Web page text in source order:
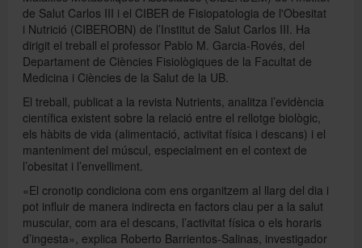
de Salut Carlos III i el CIBER de Fisiopatologia de l'Obesitat
i Nutrició (CIBEROBN) de l’Institut de Salut Carlos III. Ha
dirigit el treball el professor Pablo M. Garcia-Rovés, del
Departament de Ciències Fisiològiques de la Facultat de
Medicina i Ciències de la Salut de la UB.
El treball, publicat a la revista Nutrients, analitza l’evidència
científica existent sobre la relació entre el rellotge biològic,
els hàbits de vida (alimentació, activitat física i descans) i el
manteniment del múscul, especialment en el context de
l’obesitat i l’envelliment.
«El cronotip condiciona com ens organitzem al llarg del dia i
pot influir de manera indirecta en factors clau per a la salut
muscular, com ara el descans, l’activitat física o els horaris
d’ingesta», explica Roberto Barrientos-Salinas, investigador